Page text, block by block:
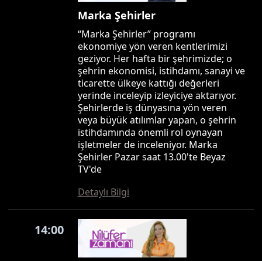
Marka Şehirler
“Marka Şehirler” programı
ekonomiye yön veren kentlerimizi
geziyor. Her hafta bir şehrimizde; o
şehrin ekonomisi, istihdamı, sanayi ve
ticarette ülkeye kattığı değerleri
yerinde inceleyip izleyiciye aktarıyor.
Şehirlerde iş dünyasına yön veren
veya büyük atılımlar yapan, o şehrin
istihdamında önemli rol oynayan
işletmeler de inceleniyor. Marka
Şehirler Pazar saat 13.00'te Beyaz
TV'de
Detaylı Bilgi
14:00